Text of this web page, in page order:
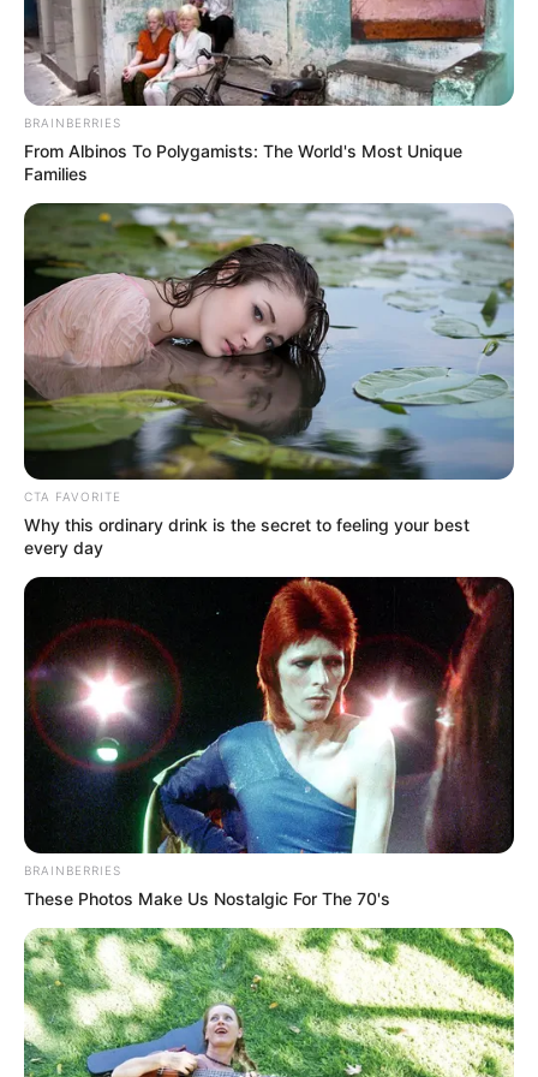
RUANN
BRAINBERRIES
From Albinos To Polygamists: The World's Most Unique
Families
CTA FAVORITE
Why this ordinary drink is the secret to feeling your best
every day
BRAINBERRIES
These Photos Make Us Nostalgic For The 70's